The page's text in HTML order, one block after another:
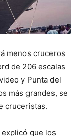
menos cruceros
de 206 escalas
y Punta del
más grandes, se
cruceristas.
que los